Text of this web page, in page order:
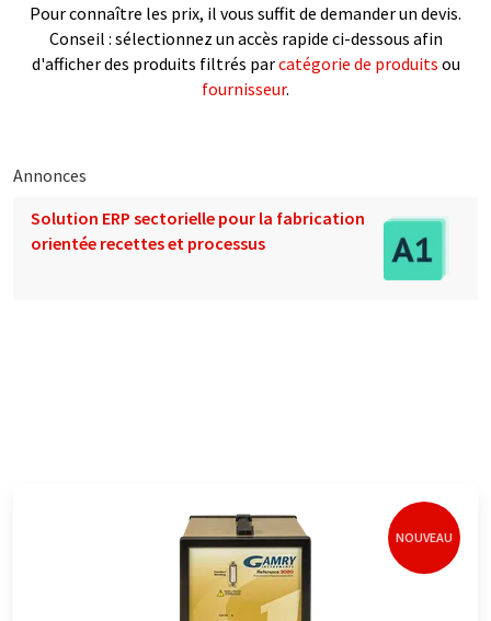
Pour connaître les prix, il vous suffit de demander un devis.
Conseil : sélectionnez un accès rapide ci-dessous afin
d'afficher des produits filtrés parcatégorie de produits ou
fournisseur.
Annonces
Solution ERP sectorielle pour la fabrication
orientée recettes et processus
NOUVEAU